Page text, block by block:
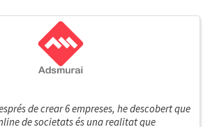
de crear 6 empreses, he descobert que
de societats és una realitat que